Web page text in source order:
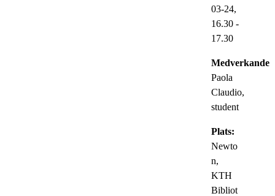
03-24,
16.30 -
17.30
Medverkande:
Paola
Claudio,
student
Plats:
Newto
n,
KTH
Bibliot